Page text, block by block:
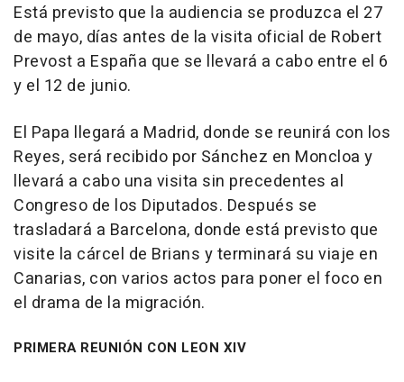
Está previsto que la audiencia se produzca el 27
de mayo, días antes de la visita oficial de Robert
Prevost a España que se llevará a cabo entre el 6
y el 12 de junio.
El Papa llegará a Madrid, donde se reunirá con los
Reyes, será recibido por Sánchez en Moncloa y
llevará a cabo una visita sin precedentes al
Congreso de los Diputados. Después se
trasladará a Barcelona, donde está previsto que
visite la cárcel de Brians y terminará su viaje en
Canarias, con varios actos para poner el foco en
el drama de la migración.
PRIMERA REUNIÓN CON LEON XIV